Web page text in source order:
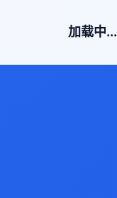
加载中...